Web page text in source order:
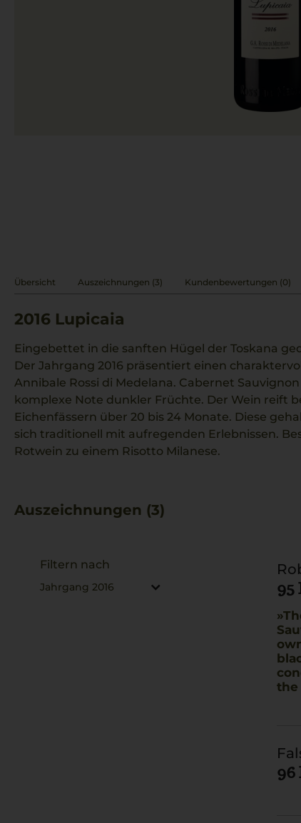
Übersicht Auszeichnungen (3) Kundenbewertungen (0)
2016 Lupicaia
Eingebettet in die sanften Hügel der Toskana
Der Jahrgang 2016 präsentiert einen
Annibale Rossi di Medelana. Cabernet
komplexe Note dunkler Früchte. Der Wein reift
Eichenfässern über 20 bis 24 Monate. Diese
sich traditionell mit aufregenden Erlebnissen.
Rotwein zu einem Risotto Milanese.
Auszeichnungen (3)
Filtern nach
Jahrgang 2016 95
the
96